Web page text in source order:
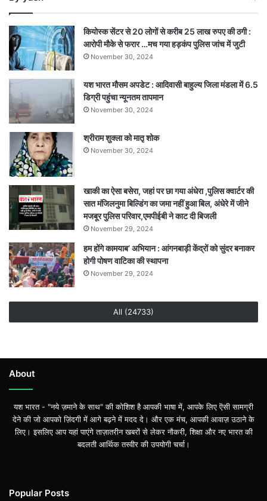
कियोस्क सेंटर से 20 लोगों से करीब 25 लाख रुपए की ठगी :
आरोपी मौके से फरार …मच गया हड़कंप पुलिस जांच में जुटी
November 30, 2024
यश भारत मौसम अपडेट : आदिवासी बाहुल्य जिला मंडला में 6.5
डिग्री पहुंचा न्यूनतम तापमान
November 30, 2024
श्रीराम शुक्ला को मातृ शोक
November 30, 2024
खाकी का ऐसा बसेरा, जहां पर छा गया अंधेरा ,पुलिस क्वार्टर की
सात मंजिलनुमा बिल्डिंग का जमा नहीं हुआ बिल, अंधेरे में जीने
मजबूर पुलिस परिवार,एमपीईबी ने काट दी बिजली
November 29, 2024
हम होंगे कामयाब’ अभियान : आंगनबाड़ी केंद्रों को सुंदर बनाकर
होगी पोषण वाटिका की स्थापना
November 29, 2024
All (24733)
About
यश भारत - "नये ज़माने के साथ" की कोशिश है आपकी भाषा में, आपके लिए ऎसी सामग्री
देने की जो आपको ज़िंदगी में आगे बढ़ने में मदद दे। और एक मंच, आपकी आवाज़ उठाने के
लिए। इसलिए आप यहां पाएंगे ताज़ातरीन खबरों से लेकर नौकरी, शिक्षा और नए भारत की
बदलती आर्थिक तस्वीर की उपयोगी चर्चा।
Popular Posts